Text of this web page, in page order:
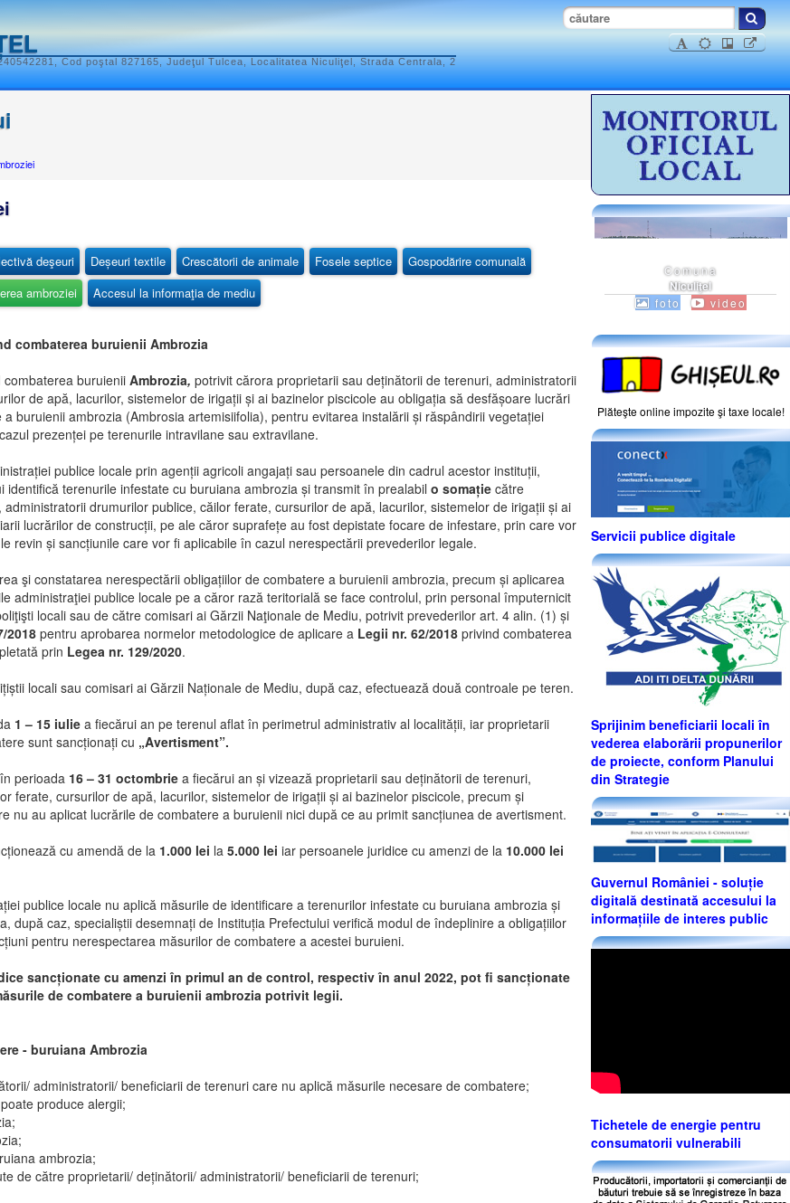
Cod poştal 827165, Judeţul Tulcea, Localitatea Niculiţel, Strada Centrala, 2
deşeuri Deșeuri textile Crescătorii de animale Fosele septice
Gospodărire comunală
ambroziei Accesul la informaţia de mediu
combaterea buruienii Ambrozia
buruienii Ambrozia, potrivit cărora proprietarii sau deținătorii de terenuri, administratorii
de apă, lacurilor, sistemelor de irigații și ai bazinelor piscicole au obligația să desfășoare lucrări
buruienii ambrozia (Ambrosia artemisiifolia), pentru evitarea instalării și răspândirii vegetației
prezenței pe terenurile intravilane sau extravilane.
publice locale prin agenții agricoli angajați sau persoanele din cadrul acestor instituții,
terenurile infestate cu buruiana ambrozia și transmit în prealabil o somație către
drumurilor publice, căilor ferate, cursurilor de apă, lacurilor, sistemelor de irigații și ai
lucrărilor de construcții, pe ale căror suprafețe au fost depistate focare de infestare, prin care vor
revin și sancțiunile care vor fi aplicabile în cazul nerespectării prevederilor legale.
şi constatarea nerespectării obligațiilor de combatere a buruienii ambrozia, precum și aplicarea
administraţiei publice locale pe a căror rază teritorială se face controlul, prin personal împuternicit
locali sau de către comisari ai Gărzii Naţionale de Mediu, potrivit prevederilor art. 4 alin. (1) și
2018pentru aprobarea normelor metodologice de aplicare a Legii nr. 62/2018 privind combaterea
prin Legea nr. 129/2020.
locali sau comisari ai Gărzii Naționale de Mediu, după caz, efectuează două controale pe teren.
1 – 15 iulie a fiecărui an pe terenul aflat în perimetrul administrativ al localității, iar proprietarii
sunt sancționați cu „Avertisment”.
perioada 16 – 31 octombrie a fiecărui an și vizează proprietarii sau deținătorii de terenuri,
ferate, cursurilor de apă, lacurilor, sistemelor de irigații și ai bazinelor piscicole, precum și
nu au aplicat lucrările de combatere a buruienii nici după ce au primit sancțiunea de avertisment.
cu amendă de la 1.000 lei la 5.000 lei iar persoanele juridice cu amenzi de la 10.000 lei
publice locale nu aplică măsurile de identificare a terenurilor infestate cu buruiana ambrozia și
după caz, specialiștii desemnați de Instituția Prefectului verifică modul de îndeplinire a obligațiilor
pentru nerespectarea măsurilor de combatere a acestei buruieni.
sancționate cu amenzi în primul an de control, respectiv în anul 2022, pot fi sancționate
de combatere a buruienii ambrozia potrivit legii.
- buruiana Ambrozia
administratorii/ beneficiarii de terenuri care nu aplică măsurile necesare de combatere;
produce alergii;
ambrozia;
de către proprietarii/ deținătorii/ administratorii/ beneficiarii de terenuri;
Comuna
Niculiţel
foto video
Plăteşte online impozite şi taxe locale!
Servicii publice digitale
Sprijinim beneficiarii locali în
vederea elaborării propunerilor
de proiecte, conform Planului
din Strategie
Guvernul României - soluție
digitală destinată accesului la
informațiile de interes public
Tichetele de energie pentru
consumatorii vulnerabili